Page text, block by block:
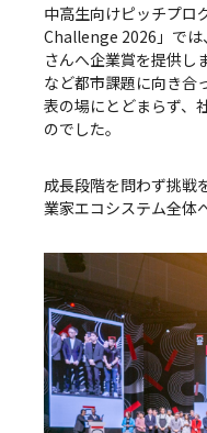
中高生向けピッチプロ
Challenge 2026」では
さんへ企業賞を提供し
など都市課題に向き合
表の場にとどまらず、
のでした。
成長段階を問わず挑戦
業家エコシステム全体